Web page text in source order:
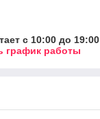
с 10:00 до 19:00
график работы